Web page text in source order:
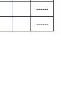
------
------